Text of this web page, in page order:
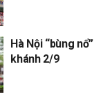
Hà Nội “bùng
khánh 2/9